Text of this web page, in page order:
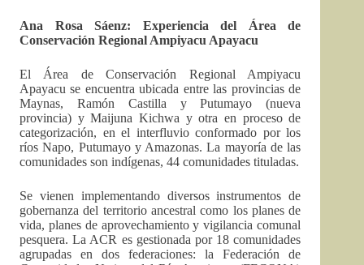
Ana Rosa Sáenz: Experiencia del Área de
Conservación Regional Ampiyacu Apayacu
El Área de Conservación Regional Ampiyacu
Apayacu se encuentra ubicada entre las provincias de
Maynas, Ramón Castilla y Putumayo (nueva
provincia) y Maijuna Kichwa y otra en proceso de
categorización, en el interfluvio conformado por los
ríos Napo, Putumayo y Amazonas. La mayoría de las
comunidades son indígenas, 44 comunidades tituladas.
Se vienen implementando diversos instrumentos de
gobernanza del territorio ancestral como los planes de
vida, planes de aprovechamiento y vigilancia comunal
pesquera. La ACR es gestionada por 18 comunidades
agrupadas en dos federaciones: la Federación de